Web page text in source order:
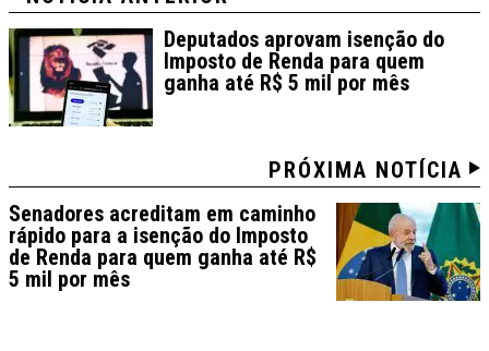
Deputados aprovam isenção do
Imposto de Renda para quem
ganha até R$ 5 mil por mês
PRÓXIMA NOTÍCIA
Senadores acreditam em caminho
rápido para a isenção do Imposto
de Renda para quem ganha até R$
5 mil por mês